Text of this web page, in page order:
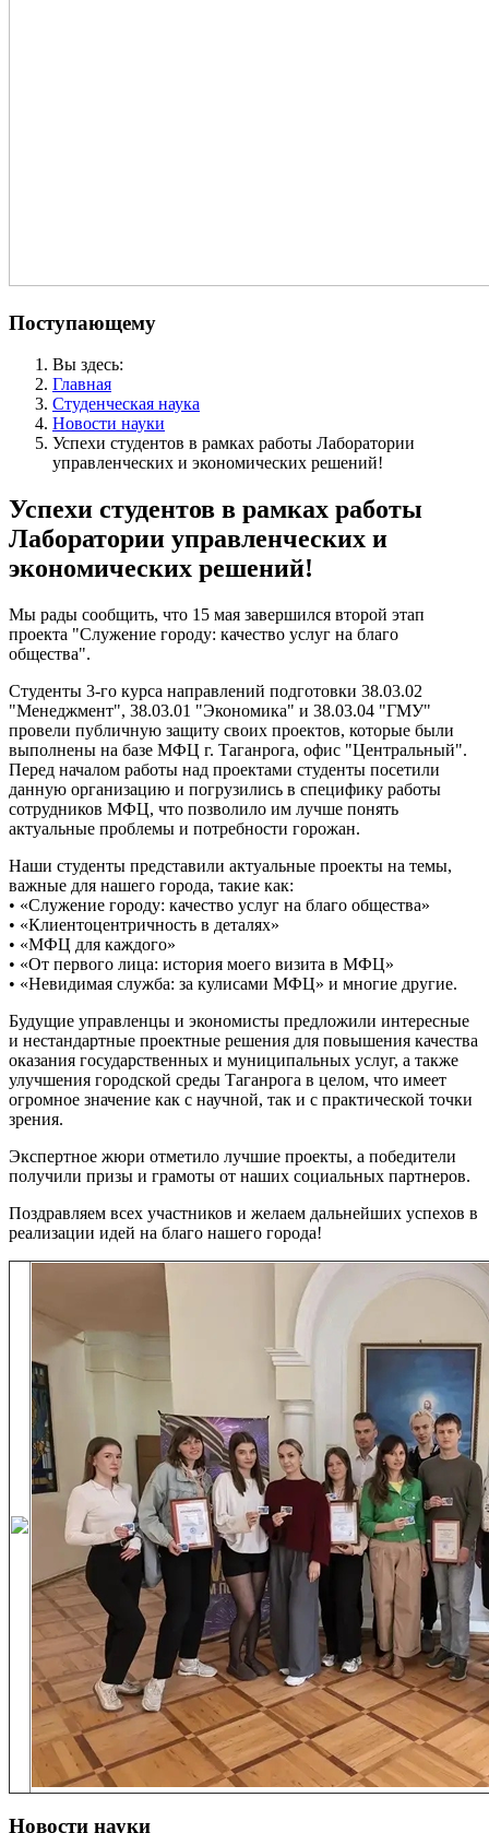
Поступающему
Вы здесь:
Главная
Студенческая наука
Новости науки
Успехи студентов в рамках работы Лаборатории
управленческих и экономических решений!
Успехи студентов в рамках работы
Лаборатории управленческих и
экономических решений!
​Мы рады сообщить, что 15 мая завершился второй этап
проекта "Служение городу: качество услуг на благо
общества".
​Студенты 3-го курса направлений подготовки 38.03.02
"Менеджмент", 38.03.01 "Экономика" и 38.03.04 "ГМУ"
провели публичную защиту своих проектов, которые были
выполнены на базе МФЦ г. Таганрога, офис "Центральный".
Перед началом работы над проектами студенты посетили
данную организацию и погрузились в специфику работы
сотрудников МФЦ, что позволило им лучше понять
актуальные проблемы и потребности горожан.
​Наши студенты представили актуальные проекты на темы,
важные для нашего города, такие как:
• «Служение городу: качество услуг на благо общества»
• «Клиентоцентричность в деталях»
• «МФЦ для каждого»
• «От первого лица: история моего визита в МФЦ»
• «Невидимая служба: за кулисами МФЦ» и многие другие.
​Будущие управленцы и экономисты предложили интересные
и нестандартные проектные решения для повышения качества
оказания государственных и муниципальных услуг, а также
улучшения городской среды Таганрога в целом, что имеет
огромное значение как с научной, так и с практической точки
зрения.
​Экспертное жюри отметило лучшие проекты, а победители
получили призы и грамоты от наших социальных партнеров.
​Поздравляем всех участников и желаем дальнейших успехов в
реализации идей на благо нашего города!
Новости науки